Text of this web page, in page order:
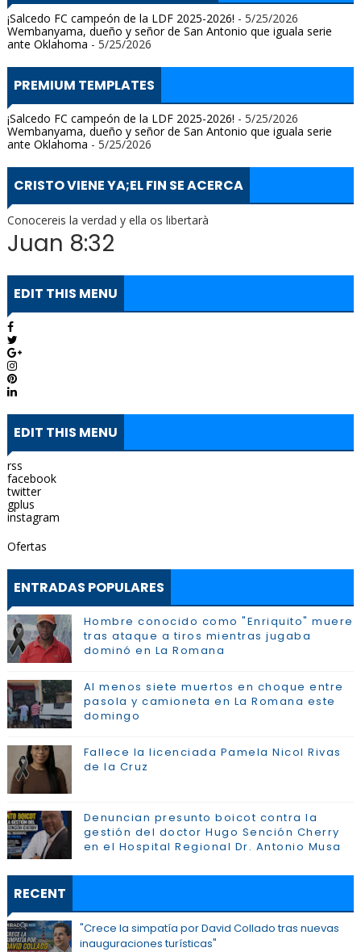
¡Salcedo FC campeón de la LDF 2025-2026! - 5/25/2026
Wembanyama, dueño y señor de San Antonio que iguala serie
ante Oklahoma - 5/25/2026
PREMIUM TEMPLATES
¡Salcedo FC campeón de la LDF 2025-2026! - 5/25/2026
Wembanyama, dueño y señor de San Antonio que iguala serie
ante Oklahoma - 5/25/2026
CRISTO VIENE YA;EL FIN SE ACERCA
Conocereis la verdad y ella os libertarà
Juan 8:32
EDIT THIS MENU
EDIT THIS MENU
rss
facebook
twitter
gplus
instagram
Ofertas
ENTRADAS POPULARES
Hombre conocido como "Enriquito" muere
tras ataque a tiros mientras jugaba
dominó en La Romana
Al menos siete muertos en choque entre
pasola y camioneta en La Romana este
domingo
Fallece la licenciada Pamela Nicol Rivas
de la Cruz
Denuncian presunto boicot contra la
gestión del doctor Hugo Sención Cherry
en el Hospital Regional Dr. Antonio Musa
RECENT
"Crece la simpatía por David Collado tras nuevas
inauguraciones turísticas"